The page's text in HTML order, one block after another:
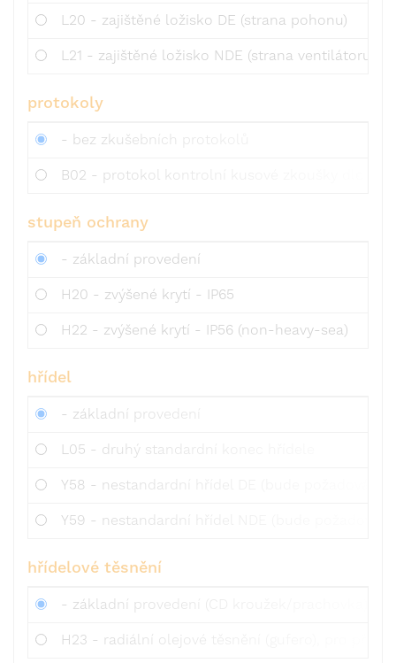
L20 - zajištěné ložisko DE (strana pohonu)
L21 - zajištěné ložisko NDE (strana ventilátoru)
protokoly
- bez zkušebních protokolů
B02 - protokol kontrolní kusové zkoušky dle 3.1 -
stupeň ochrany
- základní provedení
H20 - zvýšené krytí - IP65
H22 - zvýšené krytí - IP56 (non-heavy-sea)
hřídel
- základní provedení
L05 - druhý standardní konec hřídele
Y58 - nestandardní hřídel DE (bude požadováno
Y59 - nestandardní hřídel NDE (bude
hřídelové těsnění
- základní provedení (CD kroužek/prachovka)
H23 - radiální olejové těsnění (gufero), pro